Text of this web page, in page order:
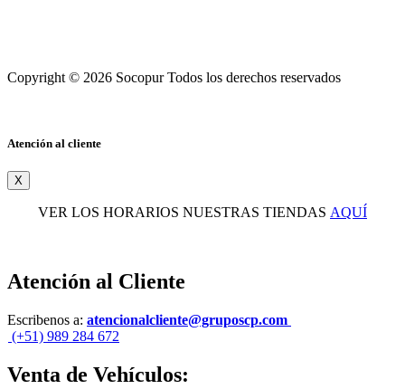
Copyright © 2026 Socopur Todos los derechos reservados
Atención al cliente
X
VER LOS HORARIOS NUESTRAS TIENDAS AQUÍ
Atención al Cliente
Escribenos a: atencionalcliente@gruposcp.com
(+51) 989 284 672
Venta de Vehículos: